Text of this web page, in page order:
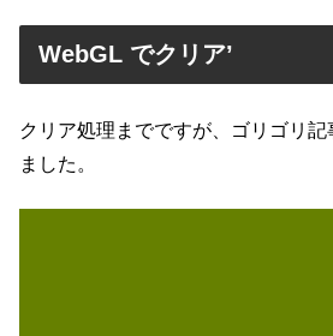
WebGL でクリア’
クリア処理までですが、ゴリゴリ
ました。